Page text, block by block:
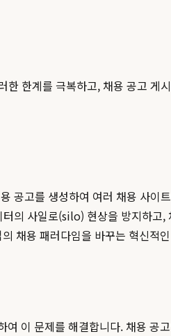
한 한계를 극복하고, 채용 공고 게
공고를 생성하여 여러 채용 사이
의 사일로(silo) 현상을 방지하고
채용 패러다임을 바꾸는 혁신적
이 문제를 해결합니다. 채용 공